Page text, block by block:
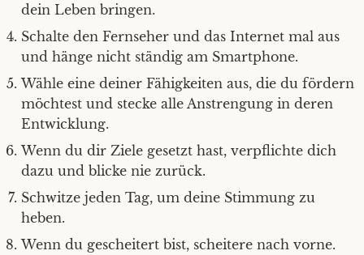
dein Leben bringen.
Schalte den Fernseher und das Internet mal aus
und hänge nicht ständig am Smartphone.
Wähle eine deiner Fähigkeiten aus, die du fördern
möchtest und stecke alle Anstrengung in deren
Entwicklung.
Wenn du dir Ziele gesetzt hast, verpflichte dich
dazu und blicke nie zurück.
Schwitze jeden Tag, um deine Stimmung zu
heben.
Wenn du gescheitert bist, scheitere nach vorne.